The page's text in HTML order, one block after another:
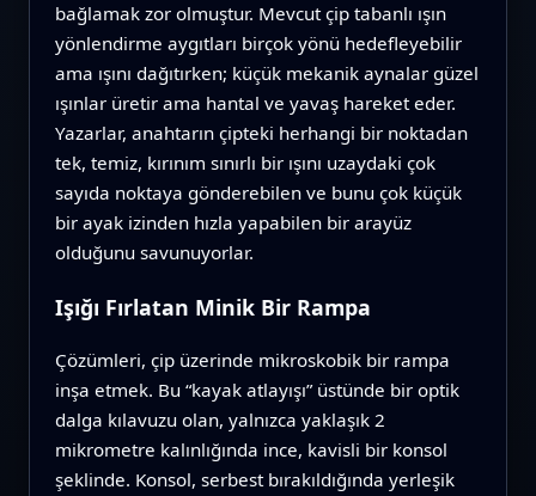
bağlamak zor olmuştur. Mevcut çip tabanlı ışın
yönlendirme aygıtları birçok yönü hedefleyebilir
ama ışını dağıtırken; küçük mekanik aynalar güzel
ışınlar üretir ama hantal ve yavaş hareket eder.
Yazarlar, anahtarın çipteki herhangi bir noktadan
tek, temiz, kırınım sınırlı bir ışını uzaydaki çok
sayıda noktaya gönderebilen ve bunu çok küçük
bir ayak izinden hızla yapabilen bir arayüz
olduğunu savunuyorlar.
Işığı Fırlatan Minik Bir Rampa
Çözümleri, çip üzerinde mikroskobik bir rampa
inşa etmek. Bu “kayak atlayışı” üstünde bir optik
dalga kılavuzu olan, yalnızca yaklaşık 2
mikrometre kalınlığında ince, kavisli bir konsol
şeklinde. Konsol, serbest bırakıldığında yerleşik